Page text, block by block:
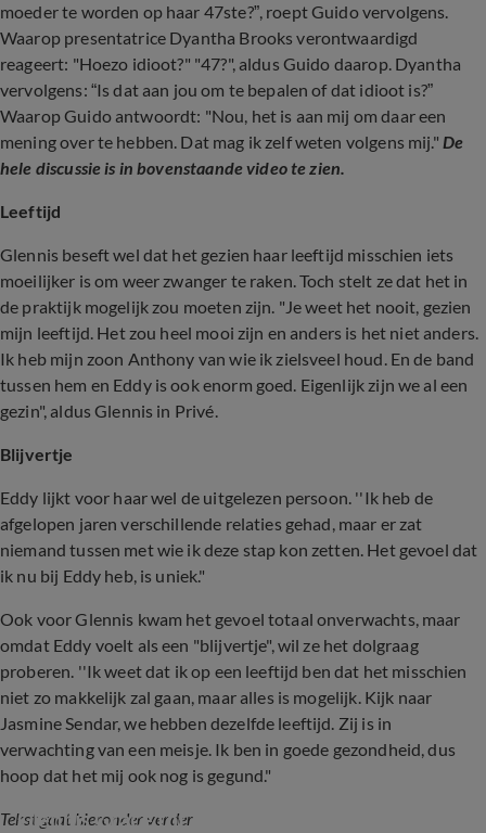
moeder te worden op haar 47ste?”, roept Guido vervolgens.
Waarop presentatrice Dyantha Brooks verontwaardigd
reageert: "Hoezo idioot?" "47?", aldus Guido daarop. Dyantha
vervolgens: “Is dat aan jou om te bepalen of dat idioot is?”
Waarop Guido antwoordt: "Nou, het is aan mij om daar een
mening over te hebben. Dat mag ik zelf weten volgens mij." De
hele discussie is in bovenstaande video te zien.
Leeftijd
Glennis beseft wel dat het gezien haar leeftijd misschien iets
moeilijker is om weer zwanger te raken. Toch stelt ze dat het in
de praktijk mogelijk zou moeten zijn. "Je weet het nooit, gezien
mijn leeftijd. Het zou heel mooi zijn en anders is het niet anders.
Ik heb mijn zoon Anthony van wie ik zielsveel houd. En de band
tussen hem en Eddy is ook enorm goed. Eigenlijk zijn we al een
gezin", aldus Glennis in Privé.
Blijvertje
Eddy lijkt voor haar wel de uitgelezen persoon. ''Ik heb de
afgelopen jaren verschillende relaties gehad, maar er zat
niemand tussen met wie ik deze stap kon zetten. Het gevoel dat
ik nu bij Eddy heb, is uniek."
Ook voor Glennis kwam het gevoel totaal onverwachts, maar
omdat Eddy voelt als een "blijvertje", wil ze het dolgraag
proberen. ''Ik weet dat ik op een leeftijd ben dat het misschien
niet zo makkelijk zal gaan, maar alles is mogelijk. Kijk naar
Jasmine Sendar, we hebben dezelfde leeftijd. Zij is in
verwachting van een meisje. Ik ben in goede gezondheid, dus
hoop dat het mij ook nog is gegund."
Tekst gaat hieronder verder
Glennis Grace tot over haar oren verliefd